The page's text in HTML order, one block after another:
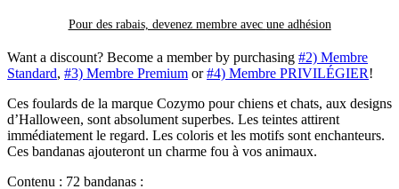
Pour des rabais, devenez membre avec une adhésion
Want a discount? Become a member by purchasing #2) Membre
Standard, #3) Membre Premium or#4) Membre PRIVILÉGIER!
Ces foulards de la marque Cozymo pour chiens et chats, aux designs
d’Halloween, sont absolument superbes. Les teintes attirent
immédiatement le regard. Les coloris et les motifs sont enchanteurs.
Ces bandanas ajouteront un charme fou à vos animaux.
Contenu : 72 bandanas :